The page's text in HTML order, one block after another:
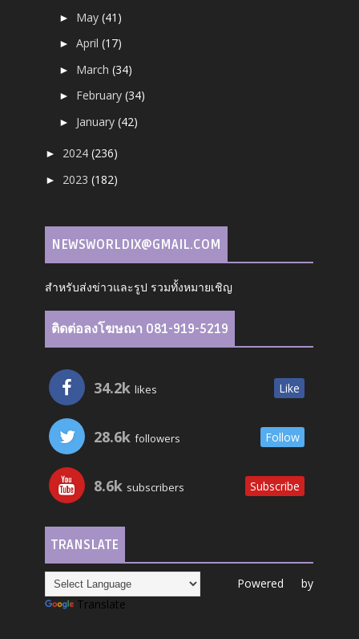
► May(41)
►April(17)
► March(34)
► February(34)
► January(42)
► 2024(236)
► 2023(182)
NEWSWORLDIX@GMAIL.COM
สำหรับส่งข่าวและรูป รวมทั้งหมายเชิญ
ติดต่อลงโฆษณา 081-919-5219
34.2k likes Like
28.6k followers Follow
8.6k subscribers Subscribe
TRANSLATE
Powered by
Translate